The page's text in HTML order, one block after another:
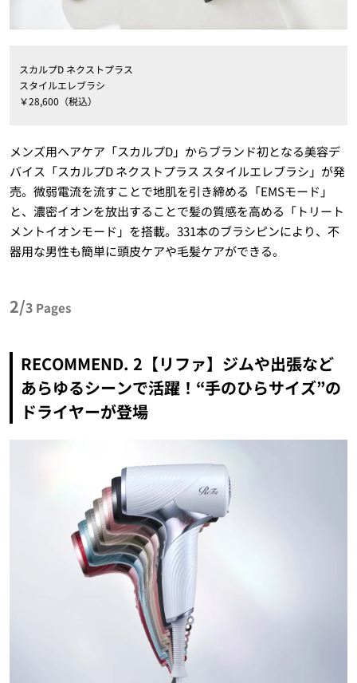
スカルプD ネクストプラス
スタイルエレブラシ
￥28,600（税込）
メンズ用ヘアケア「スカルプD」からブランド初となる美容デ
バイス「スカルプD ネクストプラス スタイルエレブラシ」が発
売。微弱電流を流すことで地肌を引き締める「EMSモード」
と、濃密イオンを放出することで髪の質感を高める「トリート
メントイオンモード」を搭載。331本のブラシピンにより、不
器用な男性も簡単に頭皮ケアや毛髪ケアができる。
2/3 Pages
RECOMMEND. 2【リファ】ジムや出張など
あらゆるシーンで活躍！“手のひらサイズ”の
ドライヤーが登場